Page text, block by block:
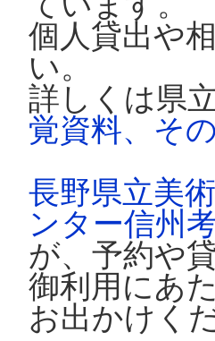
個人貸出や
い。
詳しくは県
覚資料、そ
長野県立美
ンター信州
が、予約や
御利用にあ
お出かけく